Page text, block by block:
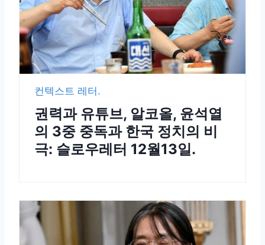
컨텍스트 레터.
권력과 유튜브, 알코올, 윤석열
의 3중 중독과 한국 정치의 비
극: 슬로우레터 12월13일.